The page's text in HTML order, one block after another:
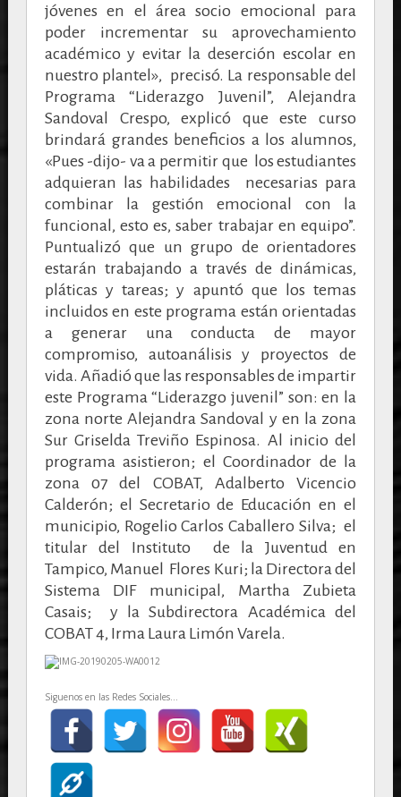
jóvenes en el área socio emocional para
poder incrementar su aprovechamiento
académico y evitar la deserción escolar en
nuestro plantel», precisó. La responsable del
Programa “Liderazgo Juvenil”, Alejandra
Sandoval Crespo, explicó que este curso
brindará grandes beneficios a los alumnos,
«Pues -dijo- va a permitir que los estudiantes
adquieran las habilidades necesarias para
combinar la gestión emocional con la
funcional, esto es, saber trabajar en equipo”.
Puntualizó que un grupo de orientadores
estarán trabajando a través de dinámicas,
pláticas y tareas; y apuntó que los temas
incluidos en este programa están orientadas
a generar una conducta de mayor
compromiso, autoanálisis y proyectos de
vida. Añadió que las responsables de impartir
este Programa “Liderazgo juvenil” son: en la
zona norte Alejandra Sandoval y en la zona
Sur Griselda Treviño Espinosa. Al inicio del
programa asistieron; el Coordinador de la
zona 07 del COBAT, Adalberto Vicencio
Calderón; el Secretario de Educación en el
municipio, Rogelio Carlos Caballero Silva; el
titular del Instituto de la Juventud en
Tampico, Manuel Flores Kuri; la Directora del
Sistema DIF municipal, Martha Zubieta
Casais; y la Subdirectora Académica del
COBAT 4, Irma Laura Limón Varela.
Siguenos en las Redes Sociales...